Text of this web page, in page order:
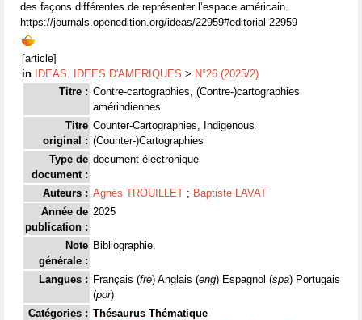
des façons différentes de représenter l’espace américain.
https://journals.openedition.org/ideas/22959#editorial-22959
[article]
in
IDEAS. IDEES D'AMERIQUES > N°26 (2025/2)
Titre : Contre-cartographies, (Contre-)cartographies
amérindiennes
Titre
original :
Counter-Cartographies, Indigenous
(Counter-)Cartographies
Type de
document :
document électronique
Auteurs : Agnès TROUILLET ; Baptiste LAVAT
Année de
publication :
2025
Note
générale :
Bibliographie.
Langues : Français (fre) Anglais (eng) Espagnol (spa) Portugais
(por)
Catégories : Thésaurus Thématique